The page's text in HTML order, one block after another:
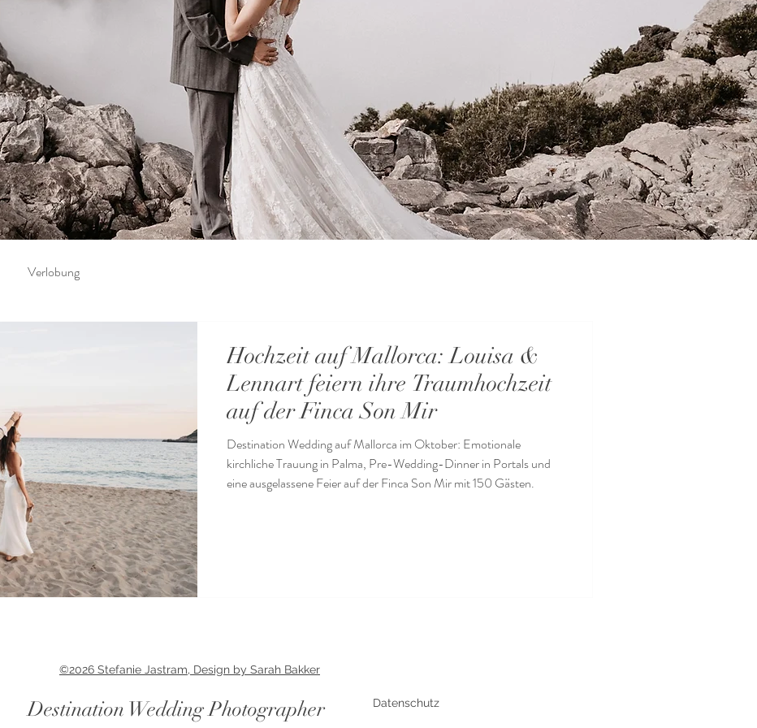
Verlobung
Hochzeit auf Mallorca: Louisa &
Lennart feiern ihre Traumhochzeit
auf der Finca Son Mir
Destination Wedding auf Mallorca im Oktober: Emotionale
kirchliche Trauung in Palma, Pre-Wedding-Dinner in Portals und
eine ausgelassene Feier auf der Finca Son Mir mit 150 Gästen.
©2026 Stefanie Jastram, Design by Sarah Bakker
Destination Wedding Photographer
Datenschutz